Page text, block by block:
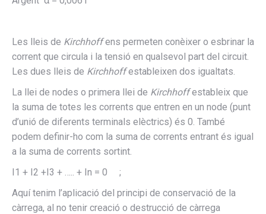
Les lleis de Kirchhoffens permeten conèixer o esbrinar la
corrent que circula i la tensió en qualsevol part del circuit.
Les dues lleis de Kirchhoffestableixen dos igualtats.
La llei de nodes o primera llei de Kirchhoffestableix que
la suma de totes les corrents que entren en un node (punt
d’unió de diferents terminals elèctrics) és 0. També
podem definir-ho com la suma de corrents entrant és igual
a la suma de corrents sortint.
I1 + I2 +I3 + ….. + In = 0 ;
Aquí tenim l’aplicació del principi de conservació de la
càrrega, al no tenir creació o destrucció de càrrega